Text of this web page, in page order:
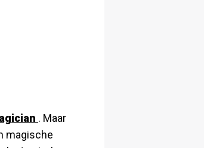
. Maar
magische